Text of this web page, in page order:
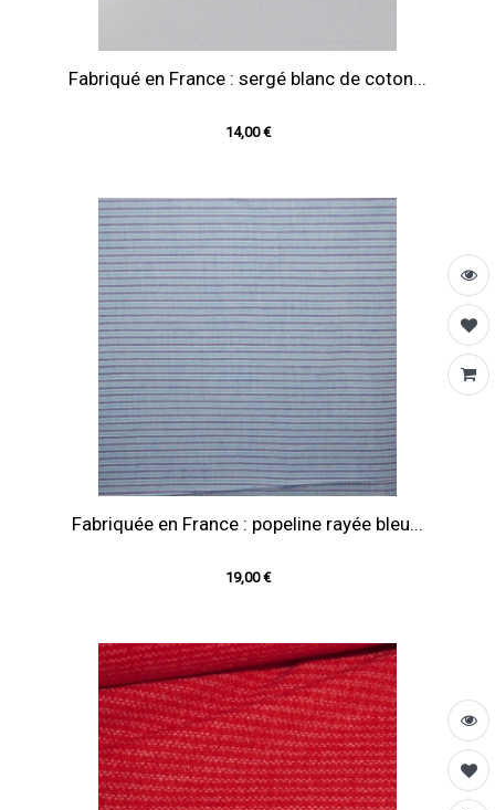
Fabriqué en France : sergé blanc de coton...
14,00 €
Fabriquée en France : popeline rayée bleu...
19,00 €